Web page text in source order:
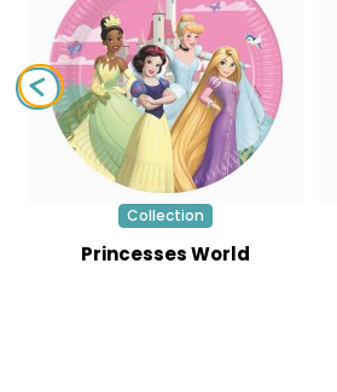
Collection
Princesses World